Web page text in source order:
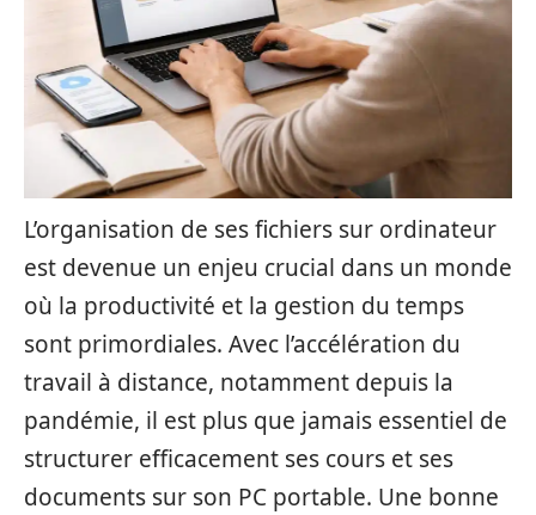
L’organisation de ses fichiers sur ordinateur
est devenue un enjeu crucial dans un monde
où la productivité et la gestion du temps
sont primordiales. Avec l’accélération du
travail à distance, notamment depuis la
pandémie, il est plus que jamais essentiel de
structurer efficacement ses cours et ses
documents sur son PC portable. Une bonne